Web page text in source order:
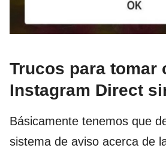
Trucos para tomar
Instagram Direct
Básicamente tenemos que
sistema de aviso acerca de